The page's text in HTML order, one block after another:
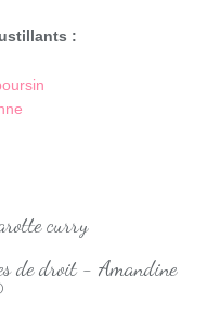
:
de droit - Amandine